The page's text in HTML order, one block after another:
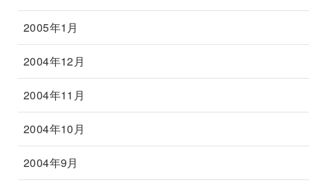
2005年1月
2004年12月
2004年11月
2004年10月
2004年9月